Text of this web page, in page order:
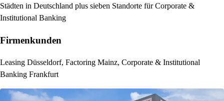
Städten in Deutschland plus sieben Standorte für Corporate &
Institutional Banking
Firmenkunden
Leasing Düsseldorf, Factoring Mainz, Corporate & Institutional
Banking Frankfurt